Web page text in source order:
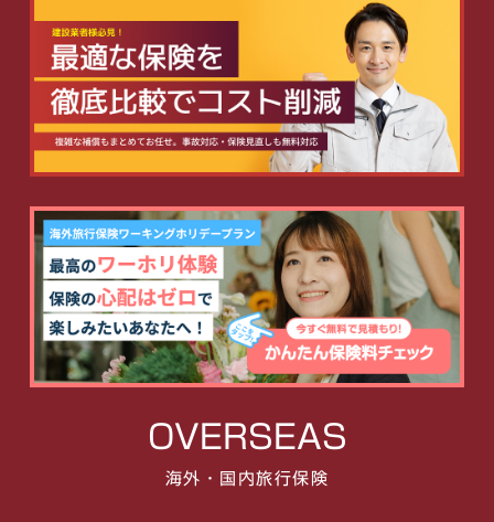
OVERSEAS
海外・国内旅行保険